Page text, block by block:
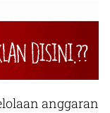
anggaran